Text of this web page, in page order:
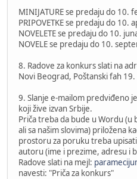
MINIJATURE se predaju do 10.
PRIPOVETKE se predaju do 10.
NOVELETE se predaju do 10.
NOVELE se predaju do 10.
8. Radove za konkurs slati na
Novi Beograd, Poštanski fah 19.
9. Slanje e-mailom predviđeno
koji žive izvan Srbije.
Priča treba da bude u Wordu
ali sa našim slovima) priložena
prostoru za poruku treba
autoru (ime i prezime, adresu i
Radove slati na mejl:
navesti: "Priča za konkurs"